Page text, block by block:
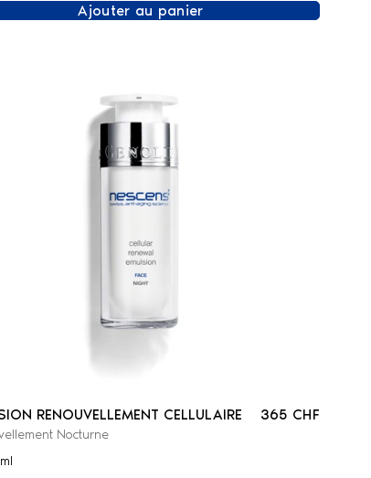
Ajouter au panier
RENOUVELLEMENT CELLULAIRE
Nocturne
365 CHF